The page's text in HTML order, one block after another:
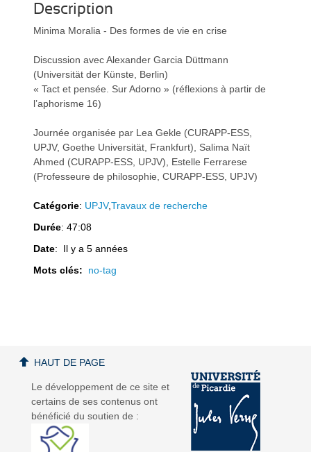
e
l
e
l
Description
Minima Moralia - Des formes de vie en crise
Discussion avec Alexander Garcia Düttmann
(Universität der Künste, Berlin)
« Tact et pensée. Sur Adorno » (réflexions à partir de
l’aphorisme 16)
Journée organisée par Lea Gekle (CURAPP-ESS,
UPJV, Goethe Universität, Frankfurt), Salima Naït
Ahmed (CURAPP-ESS, UPJV), Estelle Ferrarese
(Professeure de philosophie, CURAPP-ESS, UPJV)
Catégorie: UPJV,Travaux de recherche
Durée: 47:08
Date: Il y a 5 années
Mots clés: no-tag
Le développement de ce site et
certains de ses contenus ont
bénéficié du soutien de :
HAUT DE PAGE